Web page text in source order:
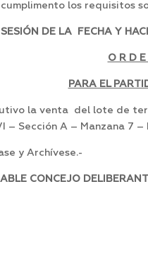
los requisitos
DE LA FECHA Y
O R D
PARA EL
la venta del lote de
Sección A – Manzana 7 –
y Archívese.-
CONCEJO